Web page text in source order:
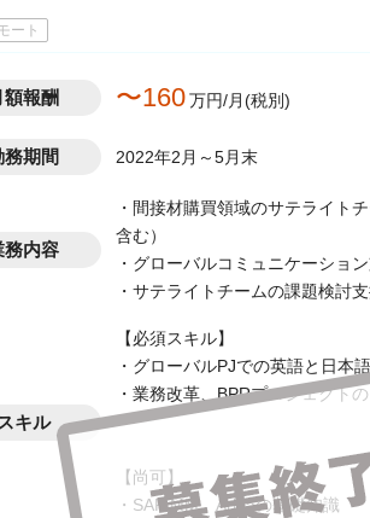
ート
額報酬 〜160万円/月(税別)
務期間 2022年2月～5月末
務内容
・間接材購買領域のサテライト
含む）
・グローバルコミュニケーショ
・サテライトチームの課題検討
スキル
【必須スキル】
・グローバルPJでの英語と日本
・業務改革、BPRプロジェクト
【尚可】
・SAP MM、Aribaの基礎知識